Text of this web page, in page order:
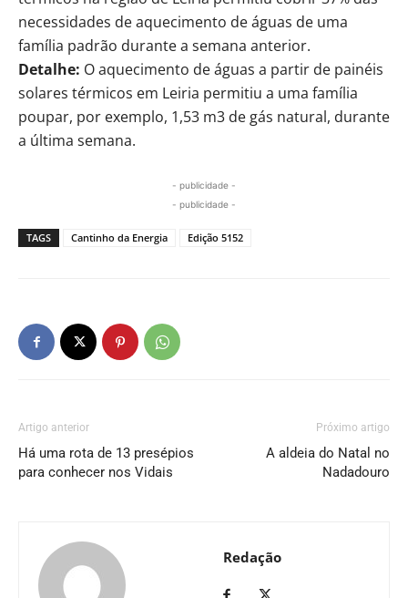
necessidades de aquecimento de águas de uma
família padrão durante a semana anterior.
Detalhe: O aquecimento de águas a partir de painéis
solares térmicos em Leiria permitiu a uma família
poupar, por exemplo, 1,53 m3 de gás natural, durante
a última semana.
- publicidade -
- publicidade -
TAGS Cantinho da Energia Edição 5152
Artigo anterior
Há uma rota de 13 presépios
para conhecer nos Vidais
Próximo artigo
A aldeia do Natal no
Nadadouro
Redação